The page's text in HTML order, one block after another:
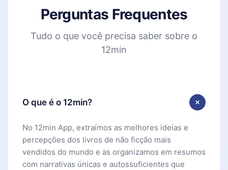
Perguntas Frequentes
Tudo o que você precisa saber sobre o
12min
O que é o 12min?
No 12min App, extraímos as melhores ideias e
percepções dos livros de não ficção mais
vendidos do mundo e as organizamos em resumos
com narrativas únicas e autossuficientes que